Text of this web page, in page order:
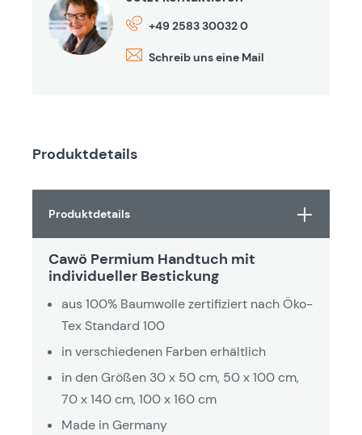
+49 2583 30032 0
Schreib uns eine Mail
Produktdetails
Produktdetails
Cawö Permium Handtuch mit
individueller Bestickung
aus 100% Baumwolle zertifiziert nach Öko-
Tex Standard 100
in verschiedenen Farben erhältlich
in den Größen 30 x 50 cm, 50 x 100 cm,
70 x 140 cm, 100 x 160 cm
Made in Germany